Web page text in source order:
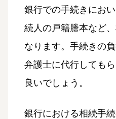
銀行での手続きにお
続人の戸籍謄本など
なります。手続きの
弁護士に代行しても
良いでしょう。
銀行における相続手